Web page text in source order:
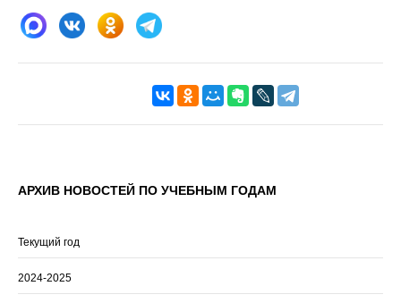
АРХИВ НОВОСТЕЙ ПО УЧЕБНЫМ ГОДАМ
Текущий год
2024-2025